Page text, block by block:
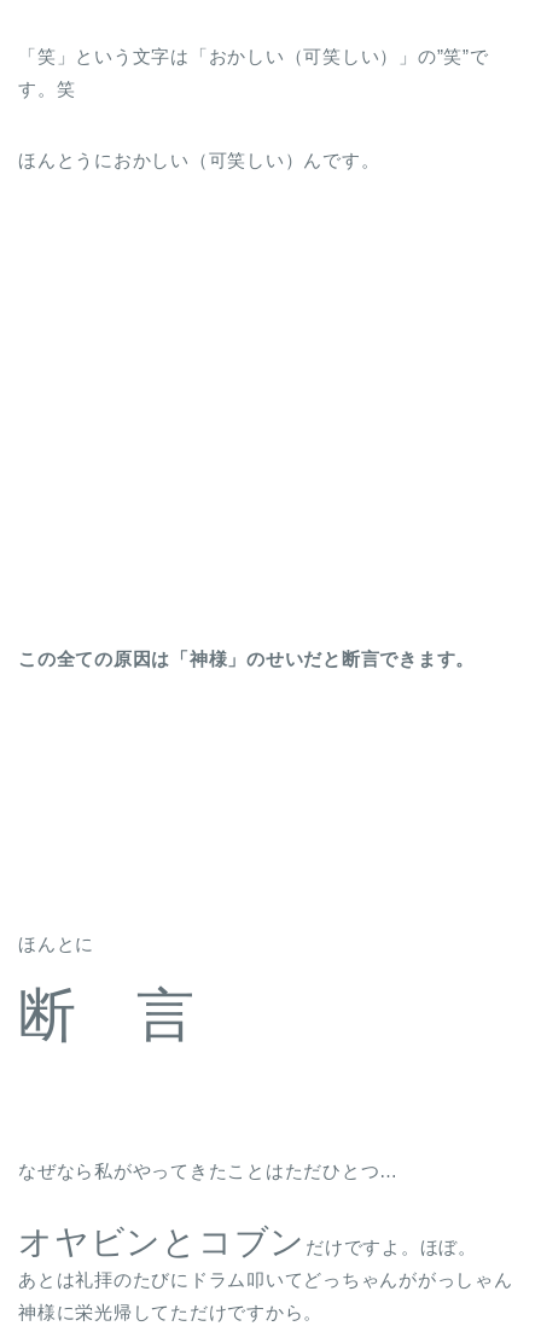
「笑」という文字は「おかしい（可笑しい）」の”笑”で
す。笑
ほんとうにおかしい（可笑しい）んです。
この全ての原因は「神様」のせいだと断言できます。
ほんとに
断 言
なぜなら私がやってきたことはただひとつ…
オヤビンとコブン だけですよ。ほぼ。
あとは礼拝のたびにドラム叩いてどっちゃんががっしゃん
神様に栄光帰してただけですから。